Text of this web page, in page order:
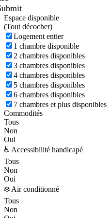
Espace disponible
(Tout décocher)
Logement entier
1 chambre disponible
2 chambres disponibles
3 chambres disponibles
4 chambres disponibles
5 chambres disponibles
6 chambres disponibles
7 chambres et plus disponibles
Commodités
Tous
Non
Oui
♿ Accessibilité handicapé
Tous
Non
Oui
❄️ Air conditionné
Tous
Non